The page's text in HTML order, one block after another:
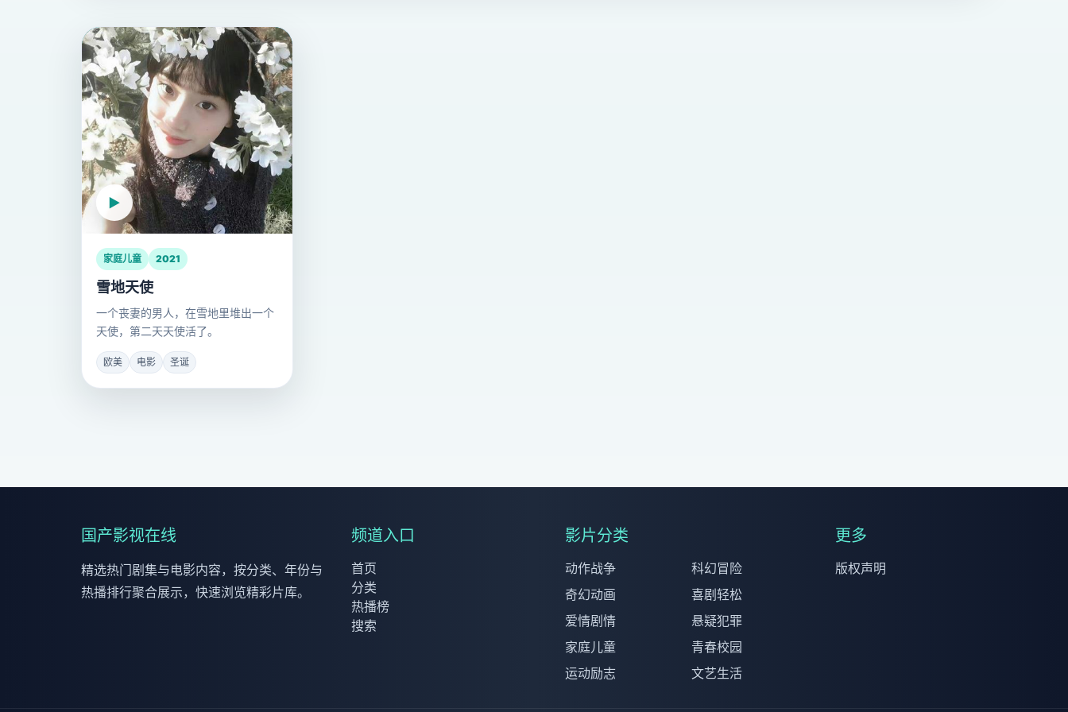
家庭儿童 2021
雪地天使
一个丧妻的男人，在雪地里堆出一个
天使，第二天天使活了。
欧美 电影 圣诞
国产影视在线
精选热门剧集与电影内容，按分类、年份与
热播排行聚合展示，快速浏览精彩片库。
频道入口
首页
分类
热播榜
搜索
影片分类
动作战争
科幻冒险
奇幻动画
喜剧轻松
爱情剧情
悬疑犯罪
家庭儿童
青春校园
运动励志
文艺生活
更多
版权声明